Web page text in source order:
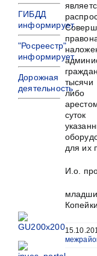
либо
для их
И.о.
ГИБДД
информирует
"Росреестр"
информирует
Дорожная
деятельность